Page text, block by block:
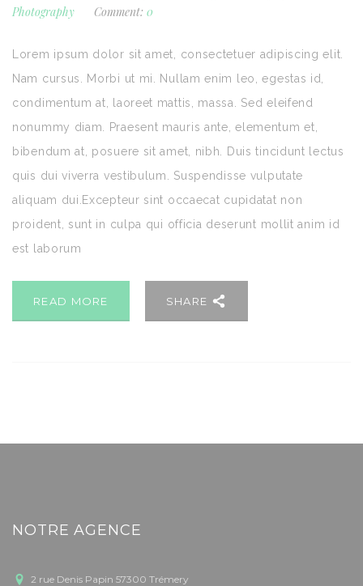
Photography
Comment: 0
Lorem ipsum dolor sit amet, consectetuer adipiscing elit.
Nam cursus. Morbi ut mi. Nullam enim leo, egestas id,
condimentum at, laoreet mattis, massa. Sed eleifend
nonummy diam. Praesent mauris ante, elementum et,
bibendum at, posuere sit amet, nibh. Duis tincidunt lectus
quis dui viverra vestibulum. Suspendisse vulputate
aliquam dui.Excepteur sint occaecat cupidatat non
proident, sunt in culpa qui officia deserunt mollit anim id
est laborum
READ MORE SHARE
NOTRE AGENCE
2 rue Denis Papin 57300 Trémery